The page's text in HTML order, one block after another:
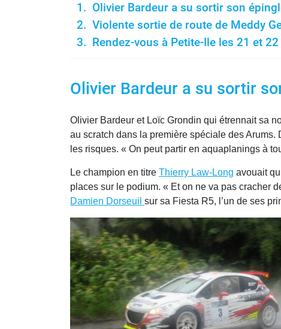
Olivier Bardeur a su sortir son
Violente sortie de route de Meddy
Rendez-vous à Petite-Ile les 21 et
Olivier Bardeur a su sortir
Olivier Bardeur et Loïc Grondin qui étrennait sa
au scratch dans la première spéciale des
les risques. « On peut partir en aquaplanings à
Le champion en titre Thierry Law-Long avouait
places sur le podium. « Et on ne va pas cracher
Damien Dorseuil sur sa Fiesta R5, l’un de ses